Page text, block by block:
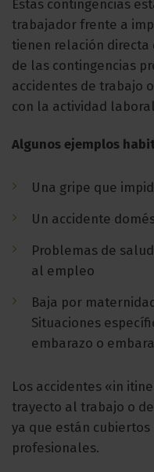
Estas contingencias
trabajador frente a
tienen relación directa
de las contingencias
accidentes de trabajo
con la actividad
Algunos ejemplos
Una gripe que
Un accidente
Problemas de
al empleo
Baja por
Situaciones
embarazo o
Los accidentes «in
trayecto al trabajo o
ya que están
profesionales.